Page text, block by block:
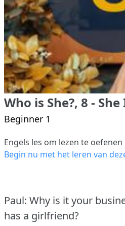
Who is She?, 8 -
Beginner 1
Engels les om lezen te oefenen
Begin nu met het leren van
Paul: Why is it your
has a girlfriend?